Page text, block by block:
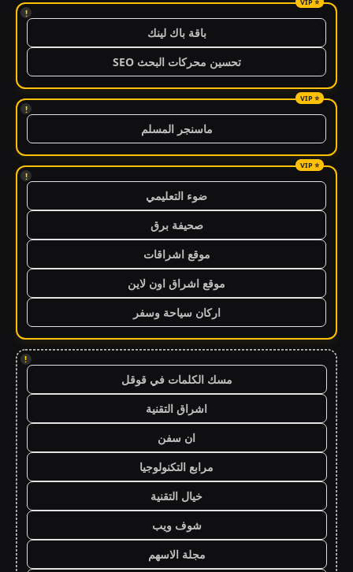
!
باقة باك لينك
تحسين محركات البحث SEO
!
ماسنجر المسلم
!
ضوء التعليمي
صحيفة برق
موقع اشراقات
موقع اشراق اون لاين
اركان سياحة وسفر
!
مسك الكلمات في قوقل
اشراق التقنية
ان سفن
مرابع التكنولوجيا
خيال التقنية
شوف ويب
مجلة الاسهم